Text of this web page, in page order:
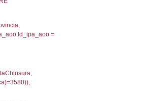
0.00020909309387207